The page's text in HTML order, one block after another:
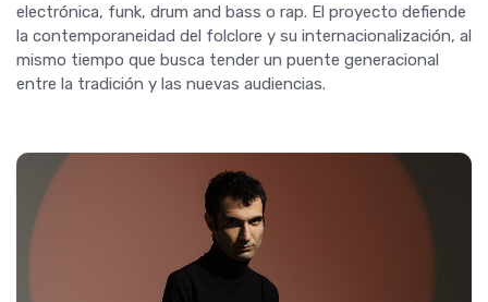
electrónica, funk, drum and bass o rap. El proyecto defiende
la contemporaneidad del folclore y su internacionalización, al
mismo tiempo que busca tender un puente generacional
entre la tradición y las nuevas audiencias.